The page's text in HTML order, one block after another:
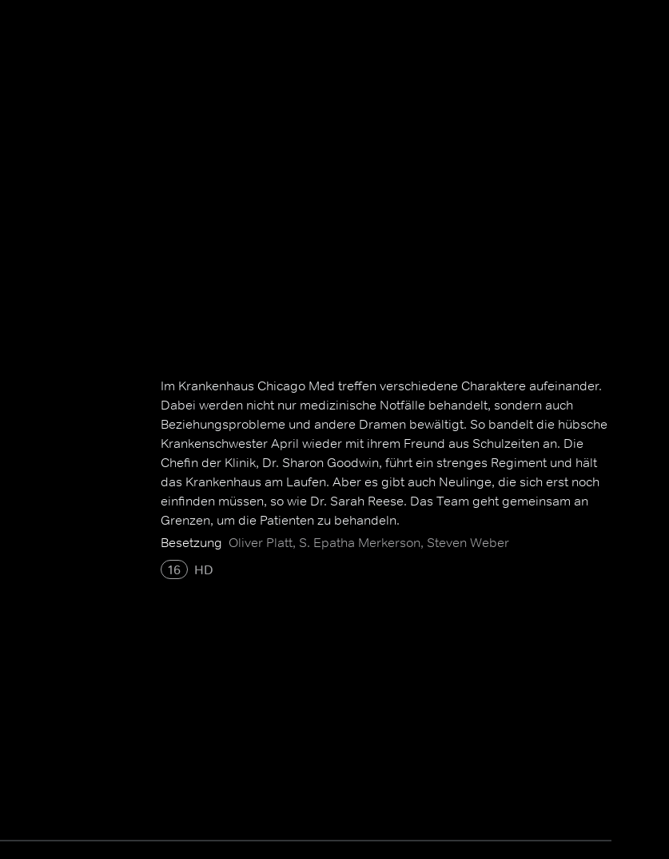
Im Krankenhaus Chicago Med treffen verschiedene Charaktere aufeinander.
Dabei werden nicht nur medizinische Notfälle behandelt, sondern auch
Beziehungsprobleme und andere Dramen bewältigt. So bandelt die hübsche
Krankenschwester April wieder mit ihrem Freund aus Schulzeiten an. Die
Chefin der Klinik, Dr. Sharon Goodwin, führt ein strenges Regiment und hält
das Krankenhaus am Laufen. Aber es gibt auch Neulinge, die sich erst noch
einfinden müssen, so wie Dr. Sarah Reese. Das Team geht gemeinsam an
Grenzen, um die Patienten zu behandeln.
Besetzung Oliver Platt, S. Epatha Merkerson, Steven Weber
16
HD